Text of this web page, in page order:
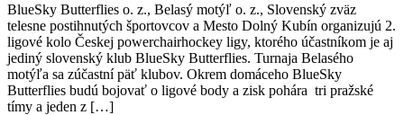
BlueSky Butterflies o. z., Belasý motýľ o. z., Slovenský zväz
telesne postihnutých športovcov a Mesto Dolný Kubín organizujú 2.
ligové kolo Českej powerchairhockey ligy, ktorého účastníkom je aj
jediný slovenský klub BlueSky Butterflies. Turnaja Belasého
motýľa sa zúčastní päť klubov. Okrem domáceho BlueSky
Butterflies budú bojovať o ligové body a zisk pohára tri pražské
tímy a jeden z […]